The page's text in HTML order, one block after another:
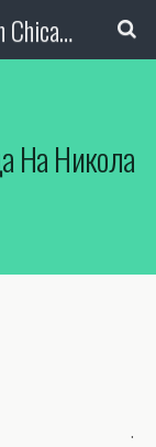
The Bulgarian Media Portal in Chicago
На Никола
.